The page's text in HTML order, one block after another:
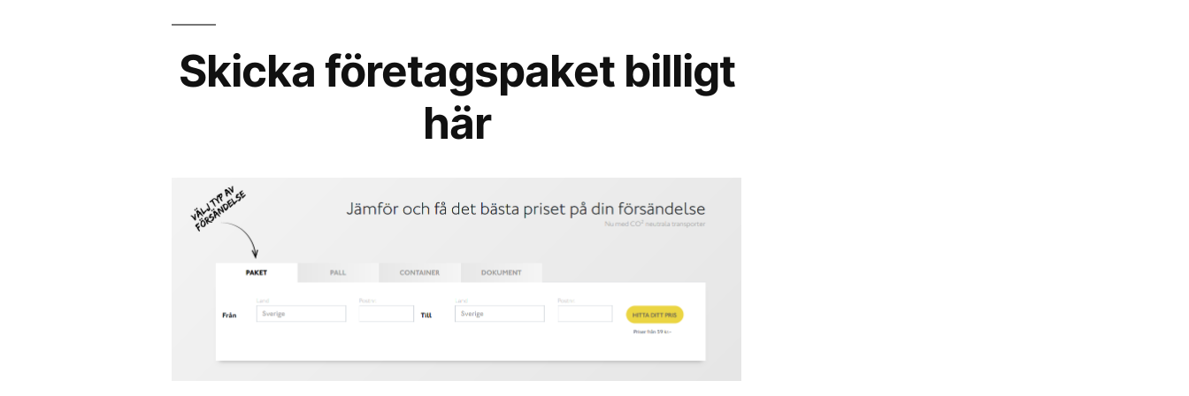
Skicka företagspaket billigt
här